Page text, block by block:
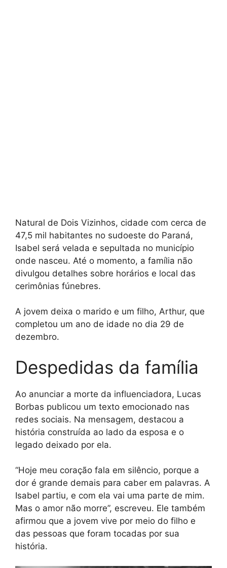
Natural de Dois Vizinhos, cidade com cerca de
47,5 mil habitantes no sudoeste do Paraná,
Isabel será velada e sepultada no município
onde nasceu. Até o momento, a família não
divulgou detalhes sobre horários e local das
cerimônias fúnebres.
A jovem deixa o marido e um filho, Arthur, que
completou um ano de idade no dia 29 de
dezembro.
Despedidas da família
Ao anunciar a morte da influenciadora, Lucas
Borbas publicou um texto emocionado nas
redes sociais. Na mensagem, destacou a
história construída ao lado da esposa e o
legado deixado por ela.
“Hoje meu coração fala em silêncio, porque a
dor é grande demais para caber em palavras. A
Isabel partiu, e com ela vai uma parte de mim.
Mas o amor não morre”, escreveu. Ele também
afirmou que a jovem vive por meio do filho e
das pessoas que foram tocadas por sua
história.